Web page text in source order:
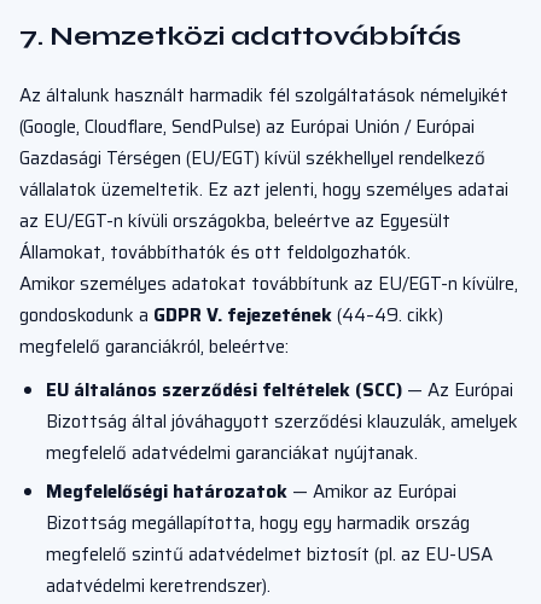
7. Nemzetközi adattovábbítás
Az általunk használt harmadik fél szolgáltatások némelyikét
(Google, Cloudflare, SendPulse) az Európai Unión / Európai
Gazdasági Térségen (EU/EGT) kívül székhellyel rendelkező
vállalatok üzemeltetik. Ez azt jelenti, hogy személyes adatai
az EU/EGT-n kívüli országokba, beleértve az Egyesült
Államokat, továbbíthatók és ott feldolgozhatók.
Amikor személyes adatokat továbbítunk az EU/EGT-n kívülre,
gondoskodunk a GDPR V. fejezetének(44–49. cikk)
megfelelő garanciákról, beleértve:
EU általános szerződési feltételek (SCC) — Az Európai
Bizottság által jóváhagyott szerződési klauzulák, amelyek
megfelelő adatvédelmi garanciákat nyújtanak.
Megfelelőségi határozatok — Amikor az Európai
Bizottság megállapította, hogy egy harmadik ország
megfelelő szintű adatvédelmet biztosít (pl. az EU-USA
adatvédelmi keretrendszer).